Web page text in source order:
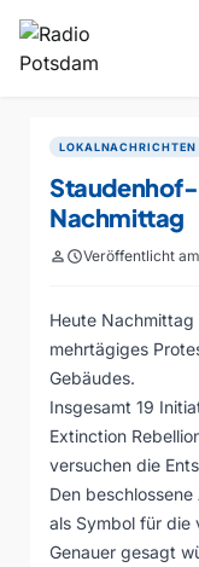
LOKALNACHRICHTEN
Nachmittag
personscheduleVeröffentlicht
Heute
mehrtägiges
Gebäudes.
Insgesamt 19
Extinction
versuchen die
Den
als Symbol für die
Genauer gesagt